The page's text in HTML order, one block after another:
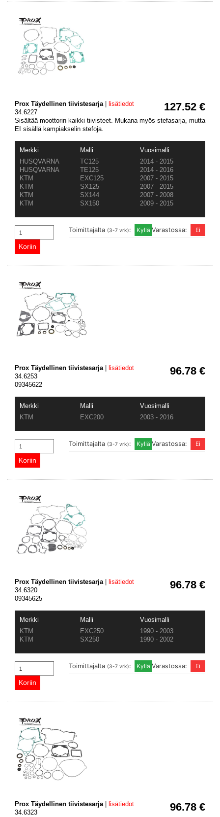
127.52 €
Prox Täydellinen tiivistesarja|
lisätiedot
34.6227
Sisältää moottorin kaikki tiivisteet. Mukana myös stefasarja, mutta
EI sisällä kampiakselin stefoja.
Merkki Malli
Vuosimalli
HUSQVARNA
TC125
2014 - 2015
HUSQVARNA
TE125
2014 - 2016
KTM
EXC125
2007 - 2015
KTM
SX125
2007 - 2015
KTM
SX144
2007 - 2008
KTM
SX150 2009 - 2015
Varastossa:
Toimittajalta (3-7 vrk):
96.78 €
Prox Täydellinen tiivistesarja|
lisätiedot
34.6253
09345622
Merkki Malli
Vuosimalli
KTM
EXC200 2003 - 2016
Varastossa:
Toimittajalta (3-7 vrk):
96.78 €
Prox Täydellinen tiivistesarja|
lisätiedot
34.6320
09345625
Merkki Malli
Vuosimalli
KTM
EXC250
1990 - 2003
KTM
SX250 1990 - 2002
Varastossa:
Toimittajalta (3-7 vrk):
96.78 €
Prox Täydellinen tiivistesarja|
lisätiedot
34.6323